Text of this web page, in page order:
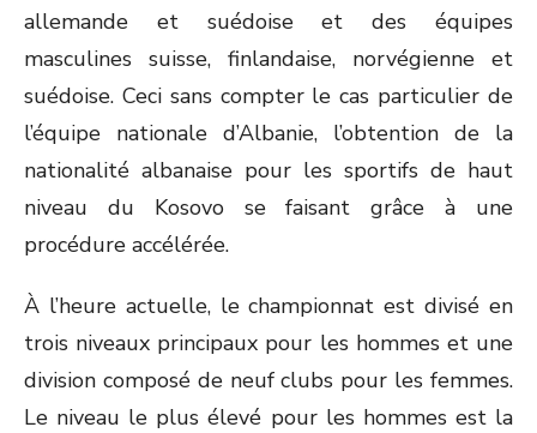
allemande et suédoise et des équipes
masculines suisse, finlandaise, norvégienne et
suédoise. Ceci sans compter le cas particulier de
l’équipe nationale d’Albanie, l’obtention de la
nationalité albanaise pour les sportifs de haut
niveau du Kosovo se faisant grâce à une
procédure accélérée.
À l’heure actuelle, le championnat est divisé en
trois niveaux principaux pour les hommes et une
division composé de neuf clubs pour les femmes.
Le niveau le plus élevé pour les hommes est la